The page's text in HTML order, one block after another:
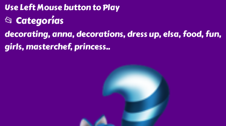
Use Left Mouse button to Play
📂 Categorías
decorating, anna, decorations, dress up, elsa, food, fun,
girls, masterchef, princess..